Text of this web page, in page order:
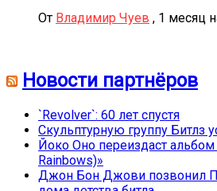
От Владимир Чуев , 1 месяц
Новости партнёров
`Revolver`: 60 лет спустя
Скульптурную группу Битлз
Йоко Оно переиздаст альбом
Rainbows)»
Джон Бон Джови позвонил